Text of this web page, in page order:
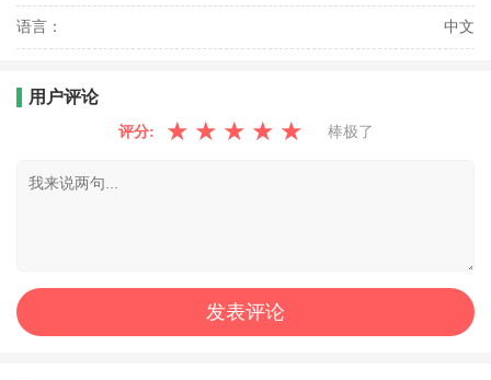
语言： 中文
用户评论
评分: ★ ★ ★ ★ ★ 棒极了